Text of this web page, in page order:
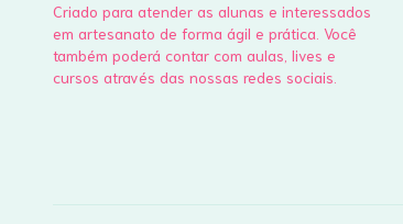
Criado para atender as alunas e interessados
em artesanato de forma ágil e prática. Você
também poderá contar com aulas, lives e
cursos através das nossas redes sociais.